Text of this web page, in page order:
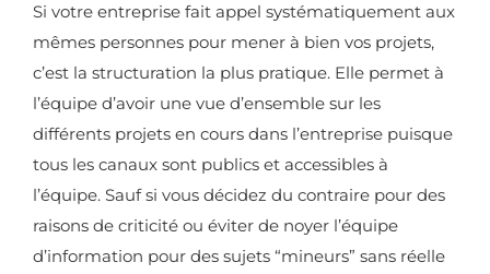
Si votre entreprise fait appel systématiquement aux
mêmes personnes pour mener à bien vos projets,
c’est la structuration la plus pratique. Elle permet à
l’équipe d’avoir une vue d’ensemble sur les
différents projets en cours dans l’entreprise puisque
tous les canaux sont publics et accessibles à
l’équipe. Sauf si vous décidez du contraire pour des
raisons de criticité ou éviter de noyer l’équipe
d’information pour des sujets “mineurs” sans réelle